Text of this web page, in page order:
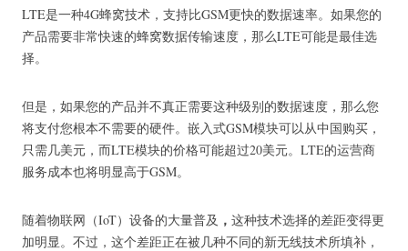
LTE是一种4G蜂窝技术，支持比GSM更快的数据速率。 如果您的
产品需要非常快速的蜂窝数据传输速度，那么LTE可能是最佳选
择。
但是，如果您的产品并不真正需要这种级别的数据速度，那么您
将支付您根本不需要的硬件。 嵌入式GSM模块可以从中国购买，
只需几美元，而LTE模块的价格可能超过20美元。 LTE的运营商
服务成本也将明显高于GSM。
随着物联网（IoT）设备的大量普及 ， 这种技术选择的差距变得更
加明显。 不过，这个差距正在被几种不同的新无线技术所填补，